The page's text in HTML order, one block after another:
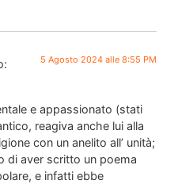
5 Agosto 2024 alle 8:55 PM
e appassionato (stati
reagiva anche lui alla
con un anelito all’ unità;
di aver scritto un poema
e infatti ebbe